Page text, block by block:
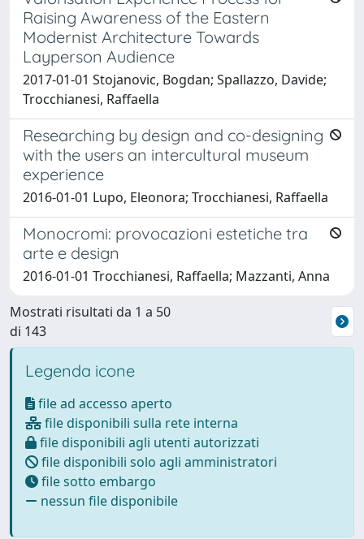
Raising Awareness of the Eastern
Modernist Architecture Towards
Layperson Audience
2017-01-01 Stojanovic, Bogdan; Spallazzo, Davide;
Trocchianesi, Raffaella
Researching by design and co-designing
with the users an intercultural museum
experience
2016-01-01 Lupo, Eleonora; Trocchianesi, Raffaella
Monocromi: provocazioni estetiche tra
arte e design
2016-01-01 Trocchianesi, Raffaella; Mazzanti, Anna
Mostrati risultati da 1 a 50
di 143
Legenda icone
file ad accesso aperto
file disponibili sulla rete interna
file disponibili agli utenti autorizzati
file disponibili solo agli amministratori
file sotto embargo
nessun file disponibile